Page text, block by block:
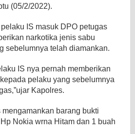
(05/2/2022).
IS masuk DPO petugas
narkotika jenis sabu
sebelumnya telah diamankan.
IS nya pernah memberikan
pelaku yang sebelumnya
Kapolres.
barang bukti
Nokia wrna Hitam dan 1 buah